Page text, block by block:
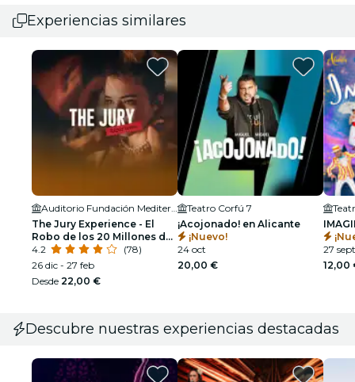
Experiencias similares
The Jury Experience - El
Robo de los 20 Millones de
Dólares
4.2
(78)
26 dic - 27 feb
Desde 22,00 €
Teatro Corfú 7
¡Acojonado! en Alicante
¡Nuevo!
24 oct
20,00 €
27 sept
12,00
Descubre nuestras experiencias destacadas